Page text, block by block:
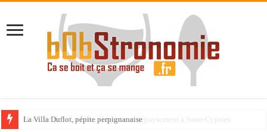
La Villa Duflot, pépite perpignanaise